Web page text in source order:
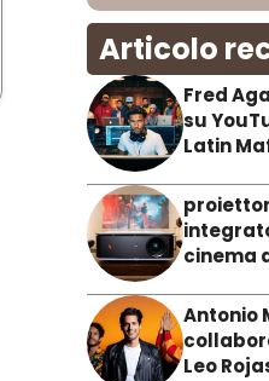
Articolo
Fred
su
Latin
cinema
Antonio
Leo